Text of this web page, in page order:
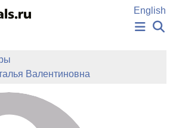
содержанию
English
ИЗДАНИЯ
РУКОПИСЬ
БАЗА ЗНАНИЙ
СЛОВА
Валентиновна